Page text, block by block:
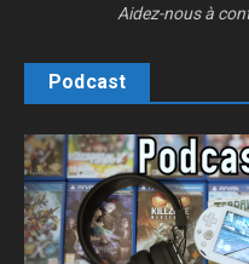
Aidez-nous à
Podcast